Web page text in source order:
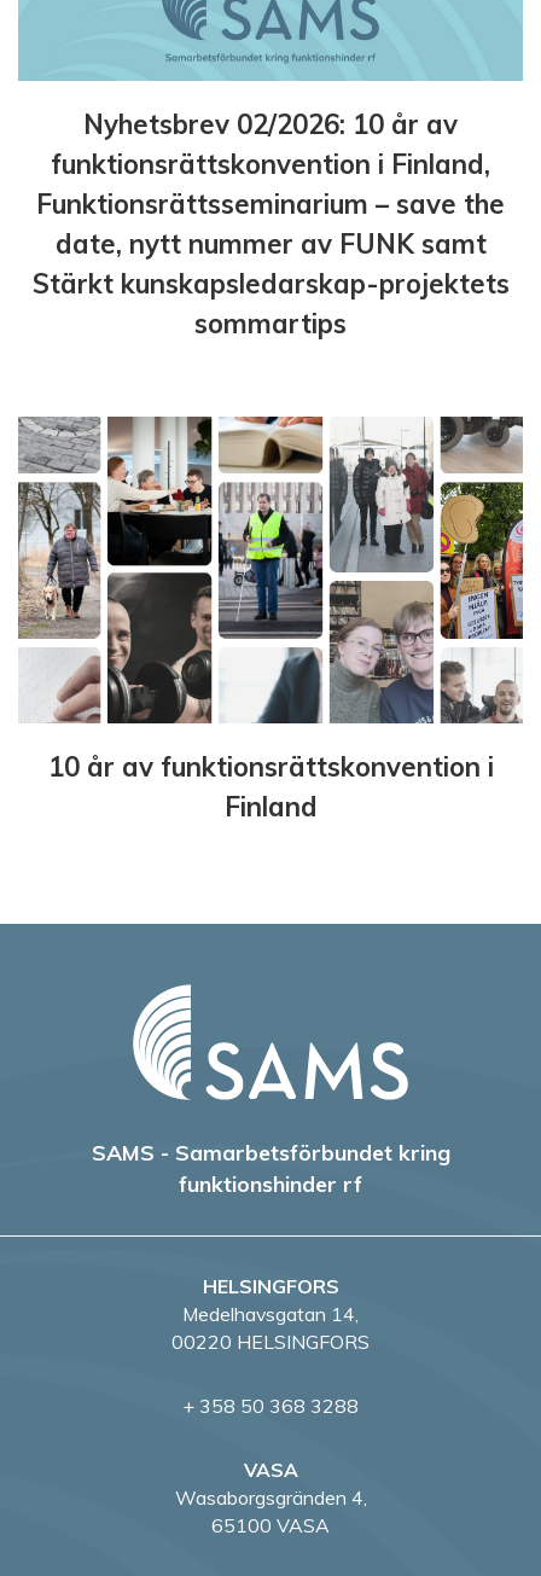
Nyhetsbrev 02/2026: 10 år av
funktionsrättskonvention i Finland,
Funktionsrättsseminarium – save the
date, nytt nummer av FUNK samt
Stärkt kunskapsledarskap-projektets
sommartips
10 år av funktionsrättskonvention i
Finland
SAMS - Samarbetsförbundet kring
funktionshinder rf
HELSINGFORS
Medelhavsgatan 14,
00220 HELSINGFORS
+ 358 50 368 3288
VASA
Wasaborgsgränden 4,
65100 VASA